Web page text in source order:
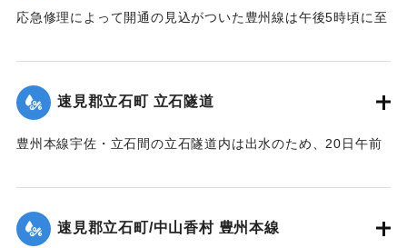
死体は21日午前11時頃、封戸村の青森新田で発見された。
【出典：大分新聞 大正12年6月21日 朝刊7面、6月23日 朝刊
4面】
｜固有コード:
応急修理によって開通の見込がついた豊州線は午後5時頃に至
われたが、まもなく復旧した。
【出典：大分新聞 大正12年6月21日 朝刊7面】
｜固有コード: 00275021
速見郡立石町 立石隧道
豊州本線宇佐・立石間の立石隧道内は出水のため、20日午前
注：アーチ）付近の線路上にも右壁土砂2坪崩落した。大分駅
発上り午前11時30分旅客列車をはじめ以後の各列車は中山香
より先、まったく不通になっていたが、午後1時に至り立石隧
速見郡立石町/中山香村 豊州本線